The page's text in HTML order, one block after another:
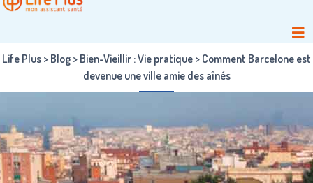
Life Plus > Blog > Bien-Vieillir : Vie pratique > Comment Barcelone est
devenue une ville amie des aînés